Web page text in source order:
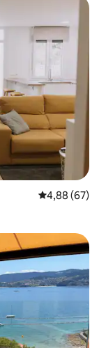
Gemiddelde
4,88 (67)